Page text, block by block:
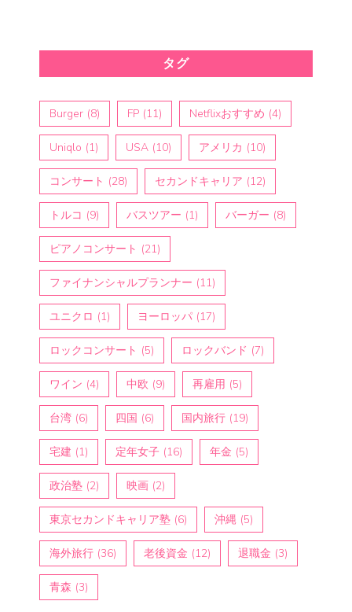
タグ
Burger (8) FP (11) Netflixおすすめ (4)
Uniqlo (1) USA (10) アメリカ (10)
コンサート (28) セカンドキャリア (12)
トルコ (9) バスツアー (1) バーガー (8)
ピアノコンサート (21)
ファイナンシャルプランナー (11)
ユニクロ (1) ヨーロッパ (17)
ロックコンサート (5) ロックバンド (7)
ワイン (4) 中欧 (9) 再雇用 (5)
台湾 (6) 四国 (6) 国内旅行 (19)
宅建 (1) 定年女子 (16) 年金 (5)
政治塾 (2) 映画 (2)
東京セカンドキャリア塾 (6) 沖縄 (5)
海外旅行 (36) 老後資金 (12) 退職金 (3)
青森 (3)